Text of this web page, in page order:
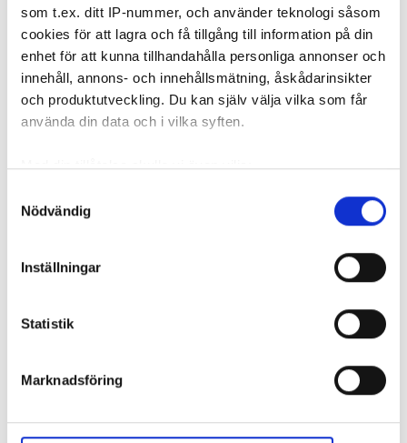
som t.ex. ditt IP-nummer, och använder teknologi såsom
cookies för att lagra och få tillgång till information på din
enhet för att kunna tillhandahålla personliga annonser och
innehåll, annons- och innehållsmätning, åskådarinsikter
och produktutveckling. Du kan själv välja vilka som får
använda din data och i vilka syften.
Med din tillåtelse skulle vi även vilja:
som kan ha en noggrannhet på upp till flera meter
Ta reda på mer om hur dina personliga uppgifter
Du kan ändra eller dra tillbaka ditt samtycke när som
Vi använder enhetsidentifierare för att anpassa innehållet
för sociala medier och analysera vår trafik. Vi
Nödvändig
Inställningar
Statistik
Marknadsföring
position”
företag i
Stockholm
Currentum fortsätter växa –
köper bolag med ”stark
position”